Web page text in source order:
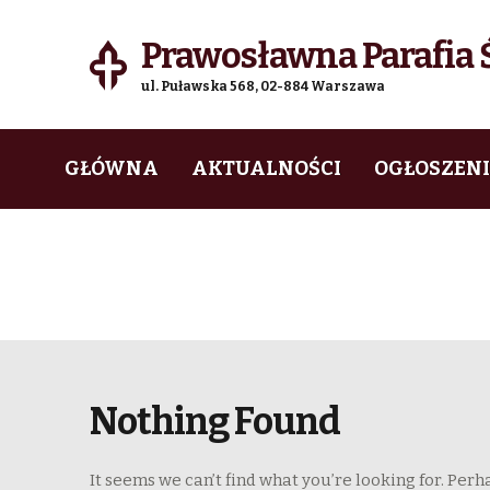
Prawosławna Parafia
ul. Puławska 568, 02-884 Warszawa
to
to
GŁÓWNA AKTUALNOŚCI
Nothing Found
It seems we can’t find what you’re looking for.